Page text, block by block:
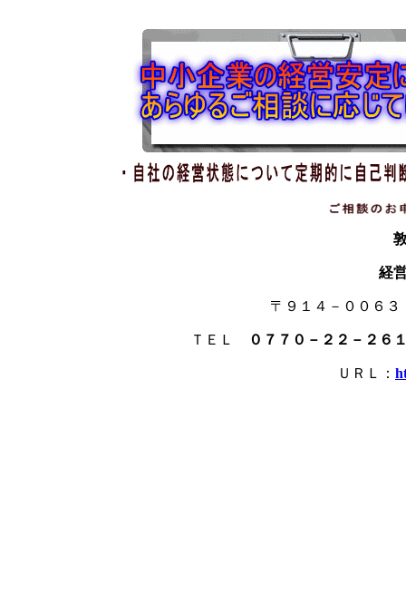
経
〒９１４－００
ＴＥＬ ０７７０－２２－２６
ＵＲＬ：